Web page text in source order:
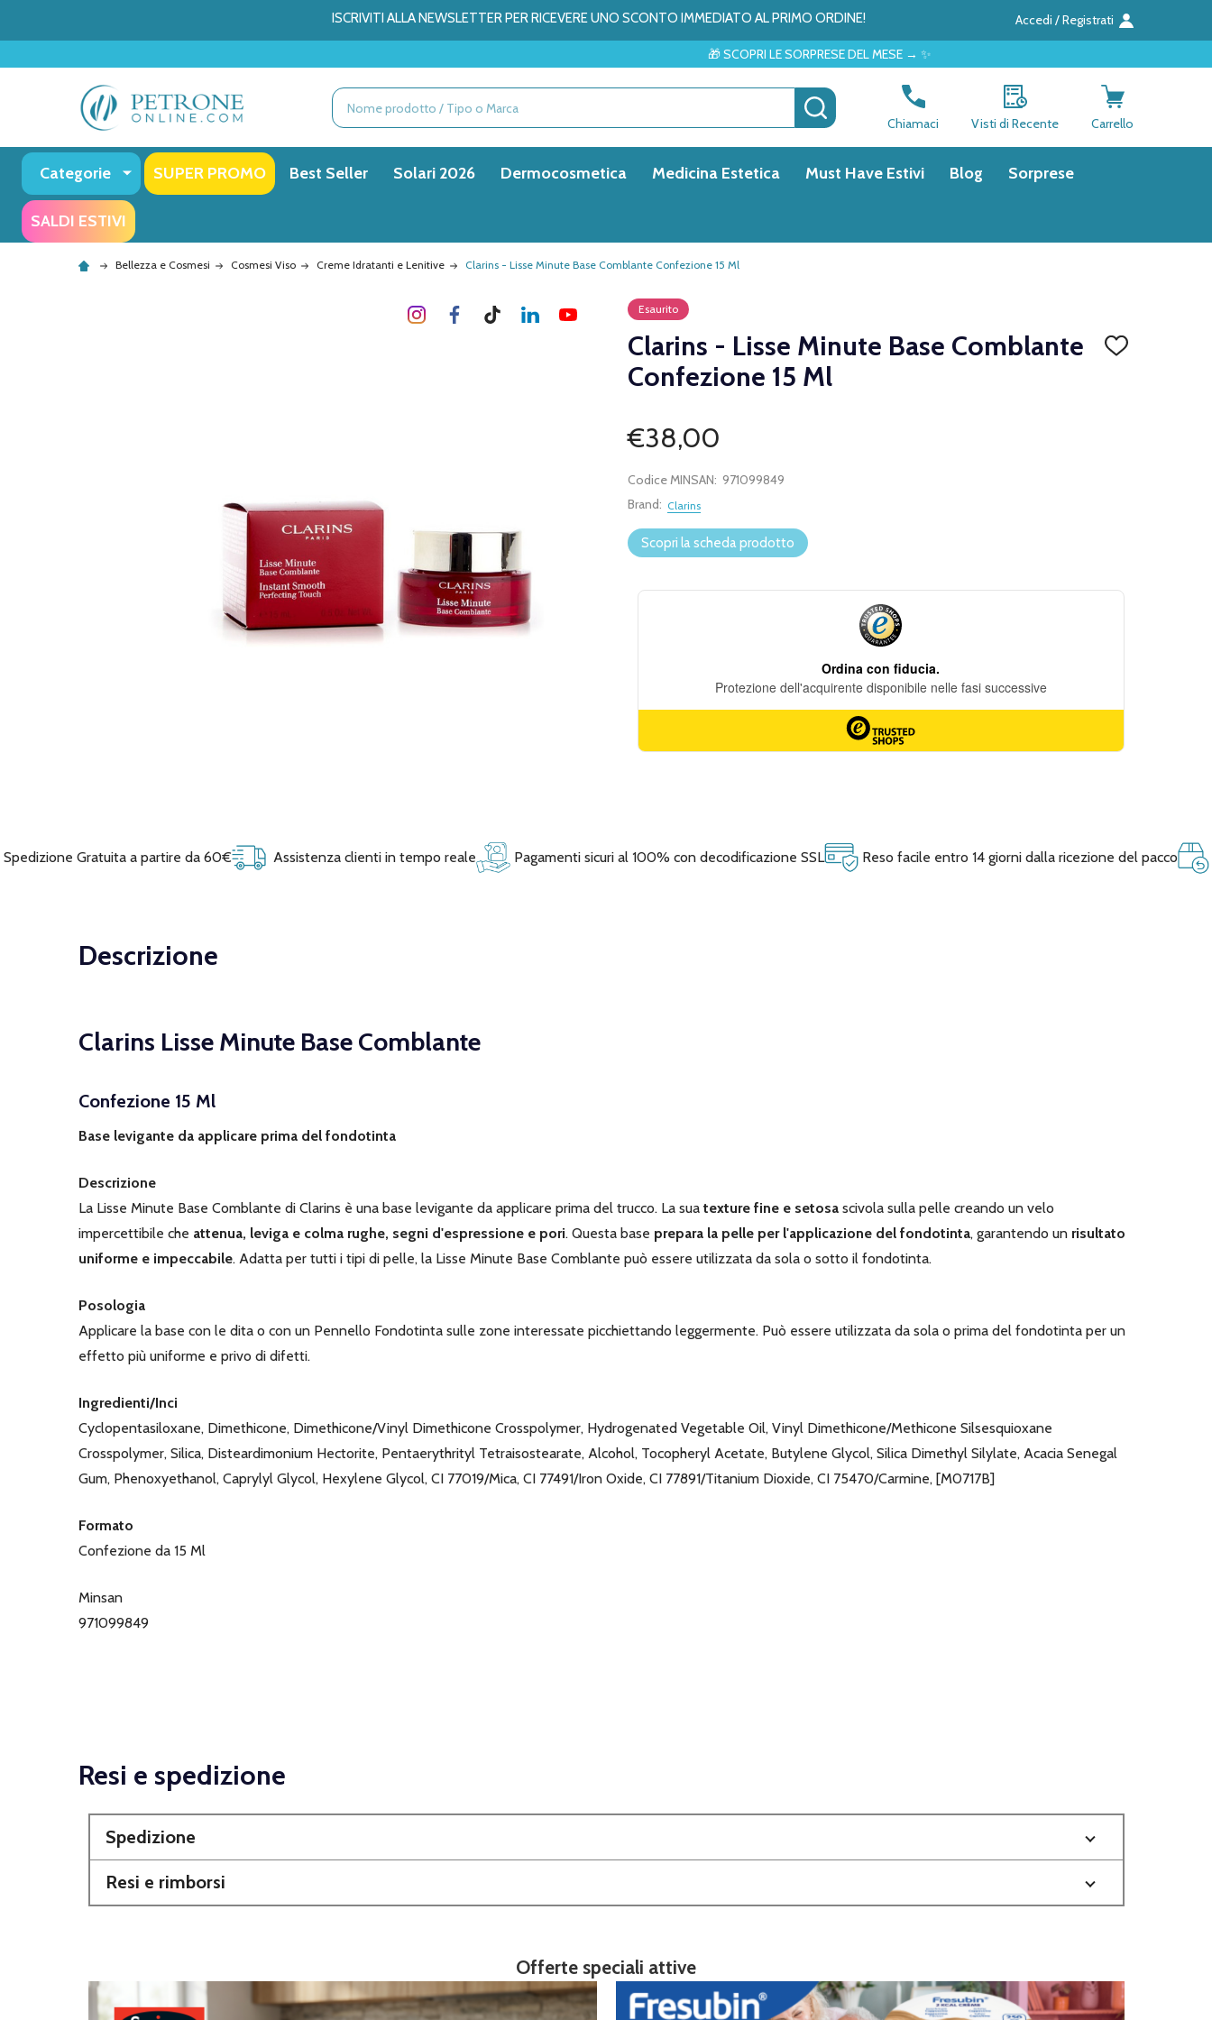
ISCRIVITI ALLA NEWSLETTER PER RICEVERE UNO SCONTO IMMEDIATO AL PRIMO ORDINE! Accedi / Registrati
🎁 SCOPRI LE SORPRESE DEL MESE → ✨
Ricerca CERCA
Chiamaci Visti di Recente Carrello
Categorie SUPER PROMO Best Seller Solari 2026 Dermocosmetica Medicina Estetica Must Have Estivi Blog Sorprese
SALDI ESTIVI
Bellezza e Cosmesi Cosmesi Viso Creme Idratanti e Lenitive Clarins - Lisse Minute Base Comblante Confezione 15 Ml
Esaurito
Clarins - Lisse Minute Base Comblante
Confezione 15 Ml
AGGIUNGI
€38,00
Codice MINSAN: 971099849
Brand: Clarins
Scopri la scheda prodotto
Spedizione Gratuita a partire da 60€ Assistenza clienti in tempo reale Pagamenti sicuri al 100% con decodificazione SSL Reso facile entro 14 giorni dalla ricezione del pacco
Descrizione
Clarins Lisse Minute Base Comblante
Confezione 15 Ml
Base levigante da applicare prima del fondotinta
Descrizione
La Lisse Minute Base Comblante di Clarins è una base levigante da applicare prima del trucco. La sua texture fine e setosa scivola sulla pelle creando un velo
impercettibile che attenua, leviga e colma rughe, segni d'espressione e pori. Questa base prepara la pelle per l'applicazione del fondotinta, garantendo un risultato
uniforme e impeccabile. Adatta per tutti i tipi di pelle, la Lisse Minute Base Comblante può essere utilizzata da sola o sotto il fondotinta.
Posologia
Applicare la base con le dita o con un Pennello Fondotinta sulle zone interessate picchiettando leggermente. Può essere utilizzata da sola o prima del fondotinta per un
effetto più uniforme e privo di difetti.
Ingredienti/Inci
Cyclopentasiloxane, Dimethicone, Dimethicone/Vinyl Dimethicone Crosspolymer, Hydrogenated Vegetable Oil, Vinyl Dimethicone/Methicone Silsesquioxane
Crosspolymer, Silica, Disteardimonium Hectorite, Pentaerythrityl Tetraisostearate, Alcohol, Tocopheryl Acetate, Butylene Glycol, Silica Dimethyl Silylate, Acacia Senegal
Gum, Phenoxyethanol, Caprylyl Glycol, Hexylene Glycol, CI 77019/Mica, CI 77491/Iron Oxide, CI 77891/Titanium Dioxide, CI 75470/Carmine, [M0717B]
Formato
Confezione da 15 Ml
Minsan
971099849
Resi e spedizione
Spedizione
Resi e rimborsi
Offerte speciali attive